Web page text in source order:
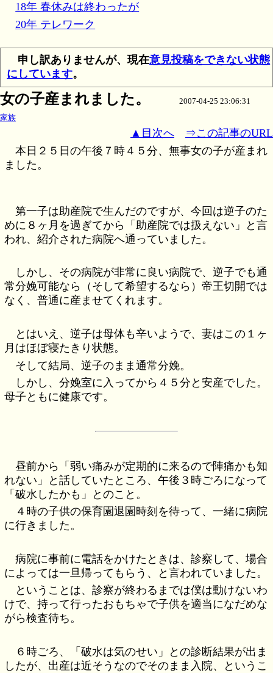
18年 春休みは終わったが
20年 テレワーク
申し訳ありませんが、現在意見投稿をできない状態
にしています。
女の子産まれました。
2007-04-25 23:06:31
家族
▲目次へ
⇒この記事のURL
本日２５日の午後７時４５分、無事女の子が産まれ
ました。
第一子は助産院で生んだのですが、今回は逆子のた
めに８ヶ月を過ぎてから「助産院では扱えない」と言
われ、紹介された病院へ通っていました。
しかし、その病院が非常に良い病院で、逆子でも通
常分娩可能なら（そして希望するなら）帝王切開では
なく、普通に産ませてくれます。
とはいえ、逆子は母体も辛いようで、妻はこの１ヶ
月はほぼ寝たきり状態。
そして結局、逆子のまま通常分娩。
しかし、分娩室に入ってから４５分と安産でした。
母子ともに健康です。
昼前から「弱い痛みが定期的に来るので陣痛かも知
れない」と話していたところ、午後３時ごろになって
「破水したかも」とのこと。
４時の子供の保育園退園時刻を待って、一緒に病院
に行きました。
病院に事前に電話をかけたときは、診察して、場合
によっては一旦帰ってもらう、と言われていました。
ということは、診察が終わるまでは僕は動けないわ
けで、持って行ったおもちゃで子供を適当になだめな
がら検査待ち。
６時ごろ、「破水は気のせい」との診断結果が出ま
したが、出産は近そうなのでそのまま入院、というこ